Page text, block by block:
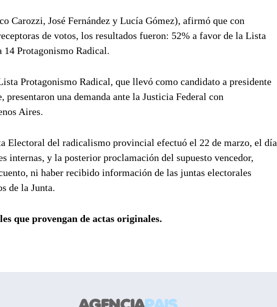
Carozzi, José Fernández y Lucía Gómez), afirmó que con
de votos, los resultados fueron: 52% a favor de la Lista
14 Protagonismo Radical.
Protagonismo Radical, que llevó como candidato a presidente
presentaron una demanda ante la Justicia Federal con
Aires.
Electoral del radicalismo provincial efectuó el 22 de marzo, el día
internas, y la posterior proclamación del supuesto vencedor,
ni haber recibido información de las juntas electorales
de la Junta.
que provengan de actas originales.